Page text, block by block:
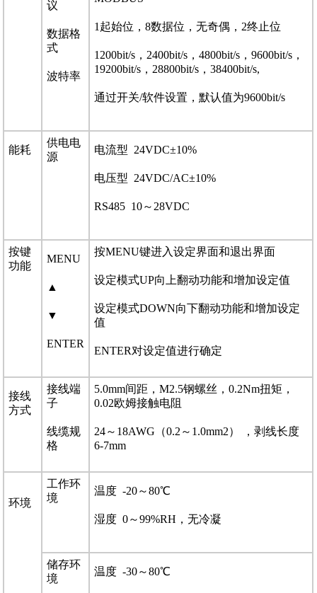
议
数据格
式
波特率
1起始位，8数据位，无奇偶，2终止位
1200bit/s，2400bit/s，4800bit/s，9600bit/s，
19200bit/s，28800bit/s，38400bit/s,
通过开关/软件设置，默认值为9600bit/s
能耗
供电电
源
电流型 24VDC±10%
电压型 24VDC/AC±10%
RS485 10～28VDC
按键
功能
MENU
▲
▼
ENTER
按MENU键进入设定界面和退出界面
设定模式UP向上翻动功能和增加设定值
设定模式DOWN向下翻动功能和增加设定
值
ENTER对设定值进行确定
接线
方式
接线端
子
线缆规
格
5.0mm间距，M2.5钢螺丝，0.2Nm扭矩，
0.02欧姆接触电阻
24～18AWG（0.2～1.0mm2） ，剥线长度
6-7mm
环境
工作环
境
温度 -20～80℃
湿度 0～99%RH，无冷凝
储存环
境
温度 -30～80℃